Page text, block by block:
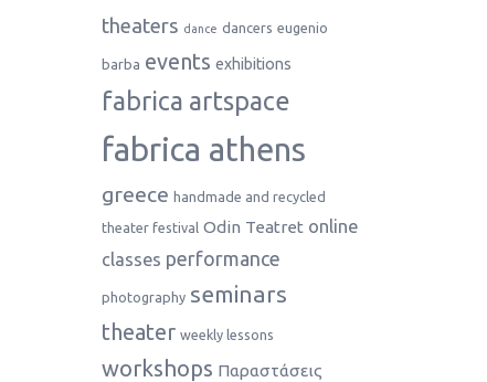
theaters dance dancers eugenio
barba events exhibitions
fabrica artspace
fabrica athens
greece handmade and recycled
theater festival Odin Teatret online
classes performance
photography seminars
theater weekly lessons
workshops Παραστάσεις